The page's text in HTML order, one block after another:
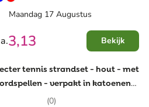
Maandag 17 Augustus
3,13 Bekijk
tennis strandset - hout - met
- verpakt in katoenen
(0)